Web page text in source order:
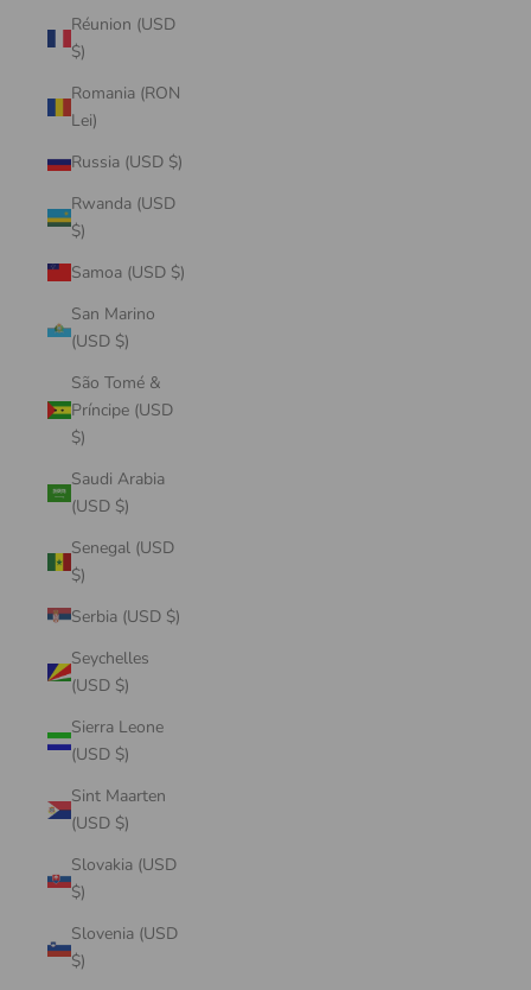
Réunion (USD
$)
Romania (RON
Lei)
Russia (USD $)
Rwanda (USD
$)
Samoa (USD $)
San Marino
(USD $)
São Tomé &
Príncipe (USD
$)
Saudi Arabia
(USD $)
Senegal (USD
$)
Serbia (USD $)
Seychelles
(USD $)
Sierra Leone
(USD $)
Sint Maarten
(USD $)
Slovakia (USD
$)
Slovenia (USD
$)